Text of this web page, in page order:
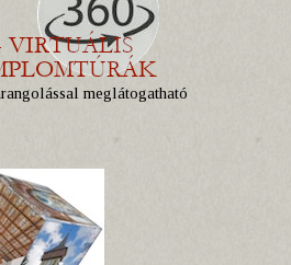
meglátogatható